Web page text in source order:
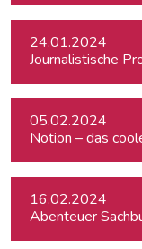
24.01.2024
Journalistische
05.02.2024
Notion – das
16.02.2024
Abenteuer